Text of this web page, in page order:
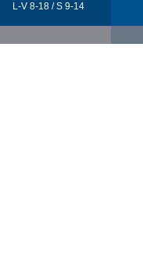
L-V 8-18 / S 9-14